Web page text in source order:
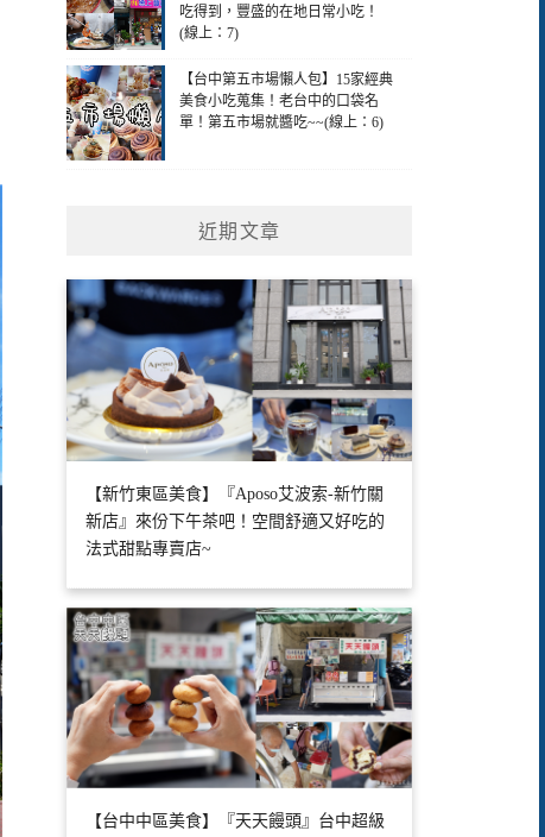
吃得到，豐盛的在地日常小吃！
(線上：7)
【台中第五市場懶人包】15家經典
美食小吃蒐集！老台中的口袋名
單！第五市場就醬吃~~(線上：6)
近期文章
【新竹東區美食】『Aposo艾波索-新竹關
新店』來份下午茶吧！空間舒適又好吃的
法式甜點專賣店~
【台中中區美食】『天天饅頭』台中超級